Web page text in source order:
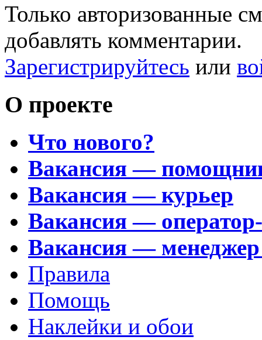
Только авторизованные
добавлять комментарии.
Зарегистрируйтесь или
О проекте
Что нового?
Вакансия —
Вакансия — курьер
Вакансия —
Вакансия —
Правила
Помощь
Наклейки и обои